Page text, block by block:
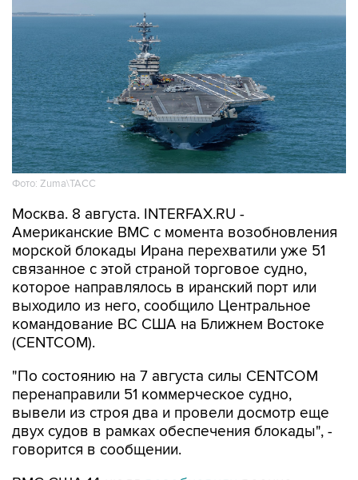
Фото: Zuma\ТАСС
Москва. 8 августа. INTERFAX.RU -
Американские ВМС с момента возобновления
морской блокады Ирана перехватили уже 51
связанное с этой страной торговое судно,
которое направлялось в иранский порт или
выходило из него, сообщило Центральное
командование ВС США на Ближнем Востоке
(CENTCOM).
"По состоянию на 7 августа силы CENTCOM
перенаправили 51 коммерческое судно,
вывели из строя два и провели досмотр еще
двух судов в рамках обеспечения блокады", -
говорится в сообщении.